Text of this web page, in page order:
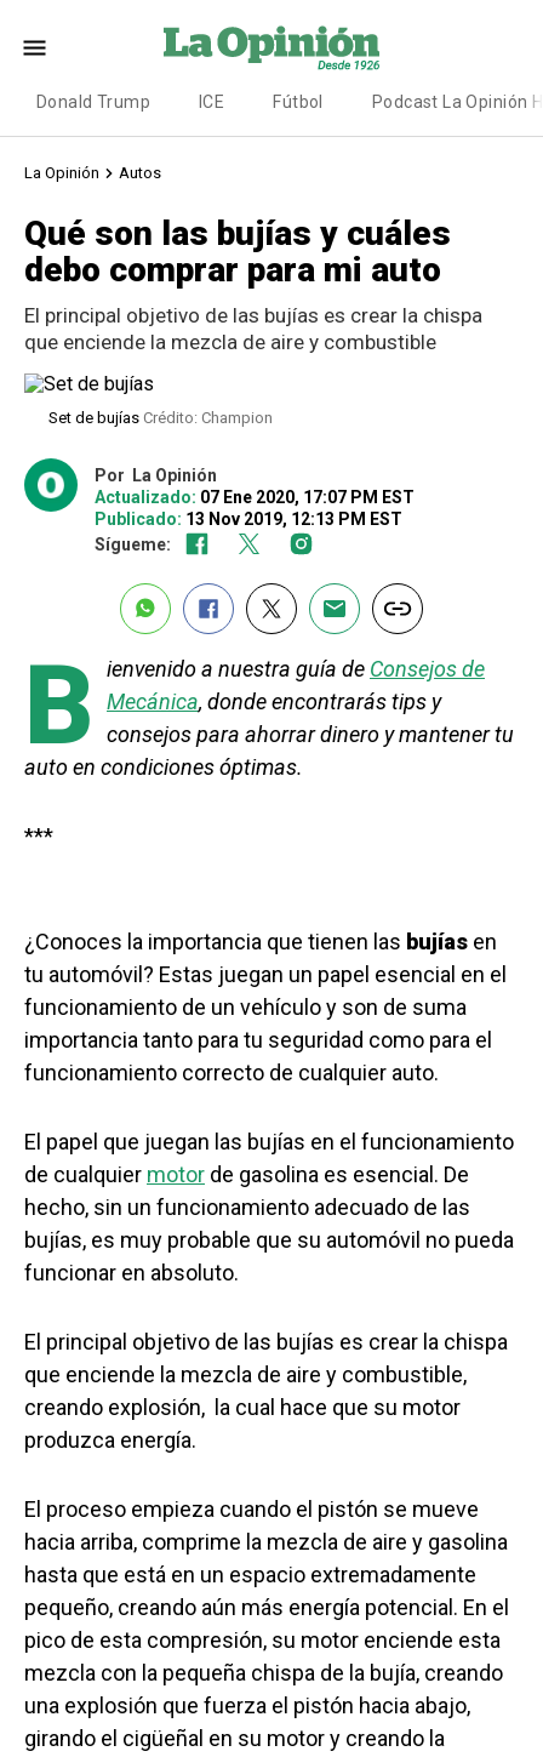
Donald Trump ICE Fútbol Podcast La Opinión
La Opinión Autos
Qué son las bujías y cuáles
debo comprar para mi auto
El principal objetivo de las bujías es crear la chispa
que enciende la mezcla de aire y combustible
Set de bujías Crédito: Champion
Por
La Opinión
Actualizado: 07 Ene 2020, 17:07 PM EST
Publicado: 13 Nov 2019, 12:13 PM EST
Sígueme:
B ienvenido a nuestra guía de Consejos de
Mecánica, donde encontrarás tips y
consejos para ahorrar dinero y mantener tu
auto en condiciones óptimas.
***
¿Conoces la importancia que tienen las bujías en
tu automóvil? Estas juegan un papel esencial en el
funcionamiento de un vehículo y son de suma
importancia tanto para tu seguridad como para el
funcionamiento correcto de cualquier auto.
El papel que juegan las bujías en el funcionamiento
de cualquier motor de gasolina es esencial. De
hecho, sin un funcionamiento adecuado de las
bujías, es muy probable que su automóvil no pueda
funcionar en absoluto.
El principal objetivo de las bujías es crear la chispa
que enciende la mezcla de aire y combustible,
creando explosión, la cual hace que su motor
produzca energía.
El proceso empieza cuando el pistón se mueve
hacia arriba, comprime la mezcla de aire y gasolina
hasta que está en un espacio extremadamente
pequeño, creando aún más energía potencial. En el
pico de esta compresión, su motor enciende esta
mezcla con la pequeña chispa de la bujía, creando
una explosión que fuerza el pistón hacia abajo,
girando el cigüeñal en su motor y creando la